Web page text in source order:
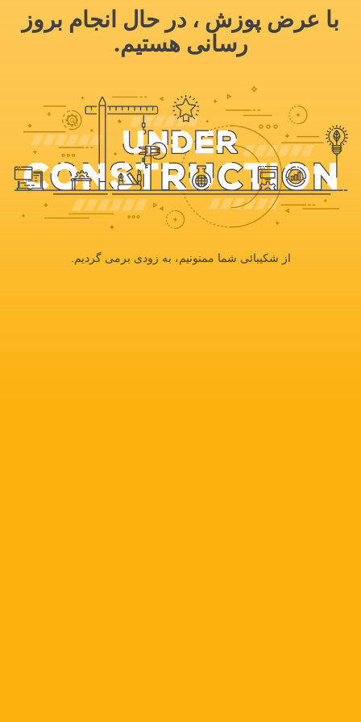
با عرض پوزش ، در حال انجام بروز
رسانی هستیم.
از شکیبائی شما ممنونیم، به زودی برمی گردیم.